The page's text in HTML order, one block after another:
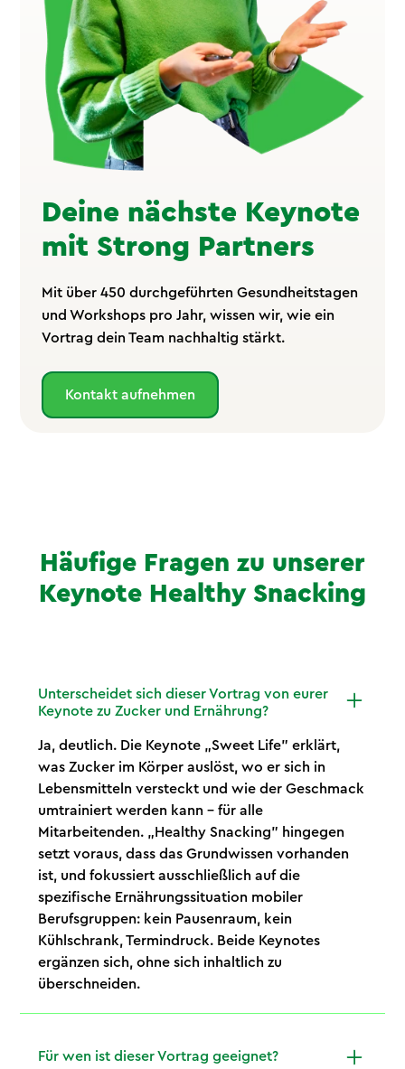
Deine nächste Keynote
mit Strong Partners
Mit über 450 durchgeführten Gesundheitstagen
und Workshops pro Jahr, wissen wir, wie ein
Vortrag dein Team nachhaltig stärkt.
Kontakt aufnehmen
Häufige Fragen zu unserer
Keynote Healthy Snacking
Unterscheidet sich dieser Vortrag von eurer
Keynote zu Zucker und Ernährung?
Ja, deutlich. Die Keynote „Sweet Life" erklärt,
was Zucker im Körper auslöst, wo er sich in
Lebensmitteln versteckt und wie der Geschmack
umtrainiert werden kann – für alle
Mitarbeitenden. „Healthy Snacking" hingegen
setzt voraus, dass das Grundwissen vorhanden
ist, und fokussiert ausschließlich auf die
spezifische Ernährungssituation mobiler
Berufsgruppen: kein Pausenraum, kein
Kühlschrank, Termindruck. Beide Keynotes
ergänzen sich, ohne sich inhaltlich zu
überschneiden.
Für wen ist dieser Vortrag geeignet?